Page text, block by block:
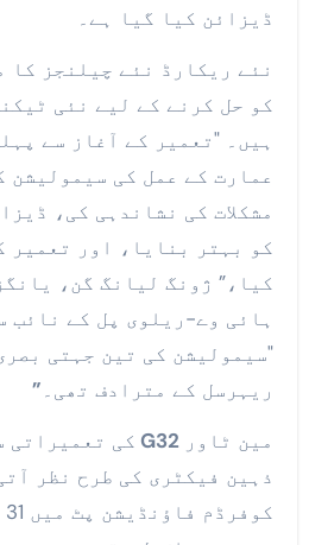
ڈیزائن کیا گیا ہے۔
نئے ریکارڈ نئے چیلنجز کا
کو حل کرنے کے لیے نئی
ہیں۔ "تعمیر کے آغاز سے
عمارت کے عمل کی سیمولیشن
مشکلات کی نشاندہی کی،
کو بہتر بنایا، اور تعمیر
کیا،” ژونگ لیانگ گن،
ہائی وے-ریلوی پل کے نائب
"سیمولیشن کی تین جہتی
ریہرسل کے مترادف تھی۔”
مین ٹاور
کی تعمیراتی
ذہین فیکٹری کی طرح نظر